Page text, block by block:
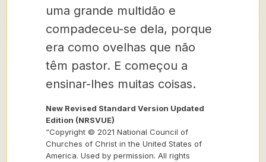
uma grande multidão e
compadeceu-se dela, porque
era como ovelhas que não
têm pastor. E começou a
ensinar-lhes muitas coisas.
New Revised Standard Version Updated
Edition (NRSVUE)
“Copyright © 2021 National Council of
Churches of Christ in the United States of
America. Used by permission. All rights